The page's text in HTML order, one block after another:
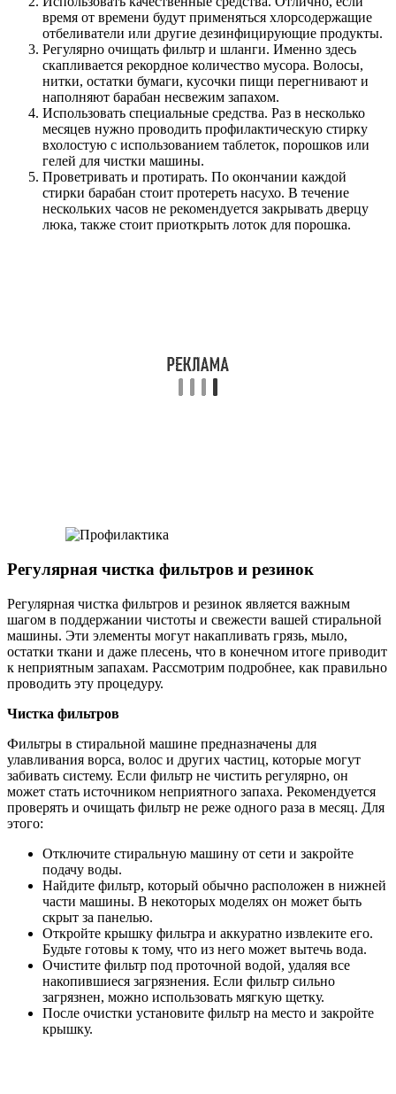
время от времени будут применяться хлорсодержащие
отбеливатели или другие дезинфицирующие продукты.
Регулярно очищать фильтр и шланги. Именно здесь
скапливается рекордное количество мусора. Волосы,
нитки, остатки бумаги, кусочки пищи перегнивают и
наполняют барабан несвежим запахом.
Использовать специальные средства. Раз в несколько
месяцев нужно проводить профилактическую стирку
вхолостую с использованием таблеток, порошков или
гелей для чистки машины.
Проветривать и протирать. По окончании каждой
стирки барабан стоит протереть насухо. В течение
нескольких часов не рекомендуется закрывать дверцу
люка, также стоит приоткрыть лоток для порошка.
Регулярная чистка фильтров и резинок
Регулярная чистка фильтров и резинок является важным
шагом в поддержании чистоты и свежести вашей стиральной
машины. Эти элементы могут накапливать грязь, мыло,
остатки ткани и даже плесень, что в конечном итоге приводит
к неприятным запахам. Рассмотрим подробнее, как правильно
проводить эту процедуру.
Чистка фильтров
Фильтры в стиральной машине предназначены для
улавливания ворса, волос и других частиц, которые могут
забивать систему. Если фильтр не чистить регулярно, он
может стать источником неприятного запаха. Рекомендуется
проверять и очищать фильтр не реже одного раза в месяц. Для
этого:
Отключите стиральную машину от сети и закройте
подачу воды.
Найдите фильтр, который обычно расположен в нижней
части машины. В некоторых моделях он может быть
скрыт за панелью.
Откройте крышку фильтра и аккуратно извлеките его.
Будьте готовы к тому, что из него может вытечь вода.
Очистите фильтр под проточной водой, удаляя все
накопившиеся загрязнения. Если фильтр сильно
загрязнен, можно использовать мягкую щетку.
После очистки установите фильтр на место и закройте
крышку.